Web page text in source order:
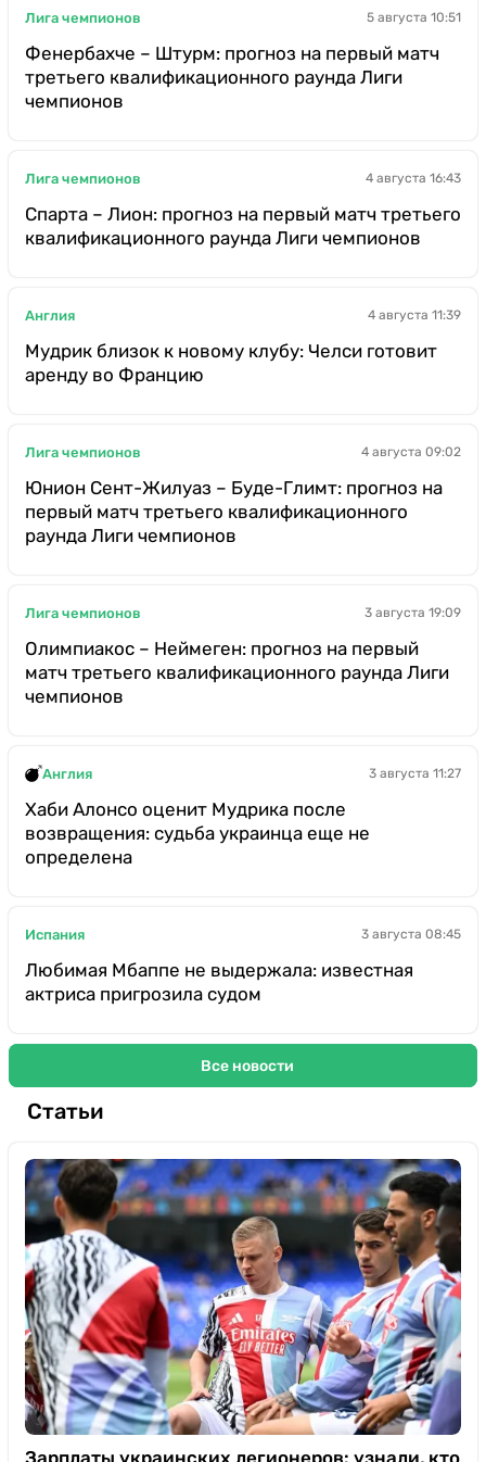
Лига чемпионов 5 августа 10:51
Фенербахче – Штурм: прогноз на первый матч
третьего квалификационного раунда Лиги
чемпионов
Лига чемпионов 4 августа 16:43
Спарта – Лион: прогноз на первый матч третьего
квалификационного раунда Лиги чемпионов
Англия 4 августа 11:39
Мудрик близок к новому клубу: Челси готовит
аренду во Францию
Лига чемпионов 4 августа 09:02
Юнион Сент-Жилуаз – Буде-Глимт: прогноз на
первый матч третьего квалификационного
раунда Лиги чемпионов
Лига чемпионов 3 августа 19:09
Олимпиакос – Неймеген: прогноз на первый
матч третьего квалификационного раунда Лиги
чемпионов
Англия 3 августа 11:27
Хаби Алонсо оценит Мудрика после
возвращения: судьба украинца еще не
определена
Испания 3 августа 08:45
Любимая Мбаппе не выдержала: известная
актриса пригрозила судом
Все новости
Статьи